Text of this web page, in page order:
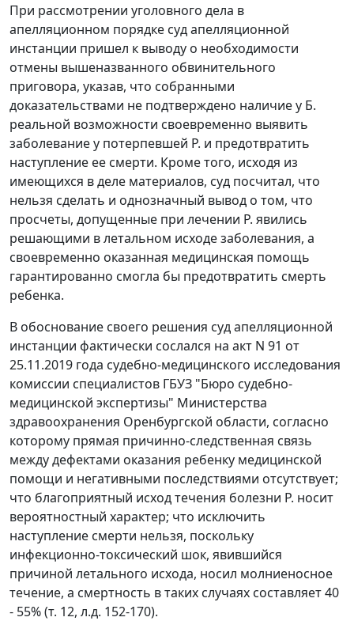
При рассмотрении уголовного дела в
апелляционном порядке суд апелляционной
инстанции пришел к выводу о необходимости
отмены вышеназванного обвинительного
приговора, указав, что собранными
доказательствами не подтверждено наличие у Б.
реальной возможности своевременно выявить
заболевание у потерпевшей Р. и предотвратить
наступление ее смерти. Кроме того, исходя из
имеющихся в деле материалов, суд посчитал, что
нельзя сделать и однозначный вывод о том, что
просчеты, допущенные при лечении Р. явились
решающими в летальном исходе заболевания, а
своевременно оказанная медицинская помощь
гарантированно смогла бы предотвратить смерть
ребенка.
В обоснование своего решения суд апелляционной
инстанции фактически сослался на акт N 91 от
25.11.2019 года судебно-медицинского исследования
комиссии специалистов ГБУЗ "Бюро судебно-
медицинской экспертизы" Министерства
здравоохранения Оренбургской области, согласно
которому прямая причинно-следственная связь
между дефектами оказания ребенку медицинской
помощи и негативными последствиями отсутствует;
что благоприятный исход течения болезни Р. носит
вероятностный характер; что исключить
наступление смерти нельзя, поскольку
инфекционно-токсический шок, явившийся
причиной летального исхода, носил молниеносное
течение, а смертность в таких случаях составляет 40
- 55% (т. 12, л.д. 152-170).